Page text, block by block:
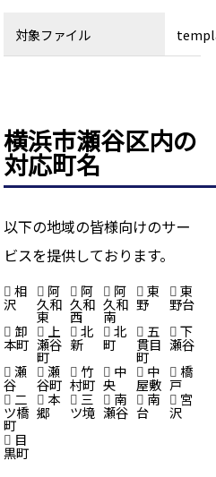
対象ファイル
横浜市瀬谷区内の
対応町名
以下の地域の皆様向けのサー
ビスを提供しております。
相
沢
阿
久和
東
阿
久和
西
阿
久和
南
東
野
東
野台
卸
本町
上
瀬谷
町
北
新
北
町
五
貫目
町
下
瀬谷
瀬
谷
瀬
谷町
竹
村町
中
央
中
屋敷
橋
戸
二
ツ橋
町
本
郷
三
ツ境
南
瀬谷
南
台
宮
沢
目
黒町